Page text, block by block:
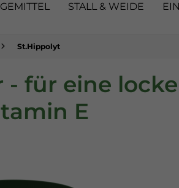
STALL & WEIDE
St.Hippolyt
- für eine
E